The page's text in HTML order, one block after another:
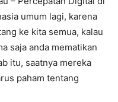
umum lagi, karena
ke kita semua, kalau
saja anda mematikan
itu, saatnya mereka
paham tentang